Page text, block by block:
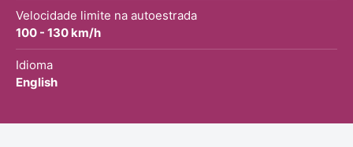
Velocidade limite na autoestrada
100 - 130 km/h
Idioma
English